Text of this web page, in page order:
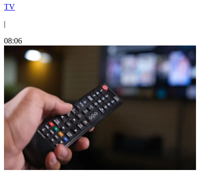
TV
|
08:06